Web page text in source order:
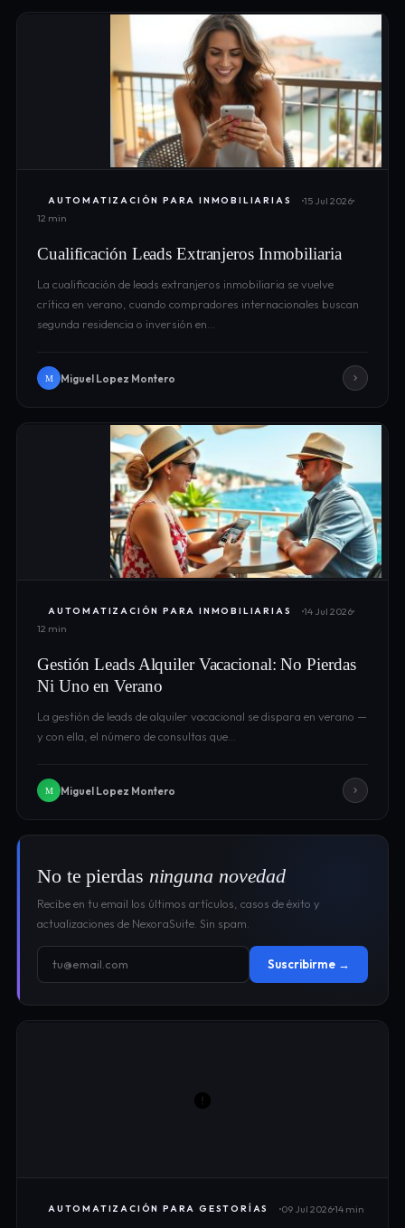
AUTOMATIZACIÓN PARA INMOBILIARIAS
15 Jul 2026
12 min
Cualificación Leads Extranjeros Inmobiliaria
La cualificación de leads extranjeros inmobiliaria se vuelve
crítica en verano, cuando compradores internacionales buscan
segunda residencia o inversión en…
M Miguel Lopez Montero
AUTOMATIZACIÓN PARA INMOBILIARIAS
14 Jul 2026
12 min
Gestión Leads Alquiler Vacacional: No Pierdas
Ni Uno en Verano
La gestión de leads de alquiler vacacional se dispara en verano —
y con ella, el número de consultas que…
M Miguel Lopez Montero
No te pierdas ninguna novedad
Recibe en tu email los últimos artículos, casos de éxito y
actualizaciones de NexoraSuite. Sin spam.
Suscribirme →
AUTOMATIZACIÓN PARA GESTORÍAS 09 Jul 202614 min